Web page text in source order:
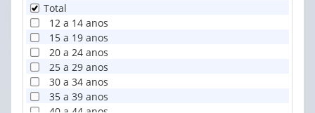
Total
12 a 14 anos
15 a 19 anos
20 a 24 anos
25 a 29 anos
30 a 34 anos
35 a 39 anos